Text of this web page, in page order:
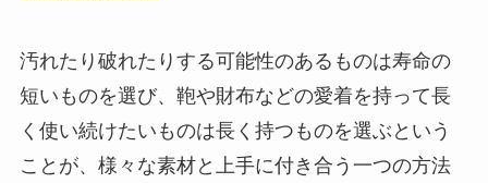
汚れたり破れたりする可能性のあるものは寿命の
短いものを選び、鞄や財布などの愛着を持って長
く使い続けたいものは長く持つものを選ぶという
ことが、様々な素材と上手に付き合う一つの方法